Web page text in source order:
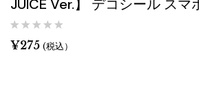
JUICE Ver.】 デコシール スマ
¥275 (税込）